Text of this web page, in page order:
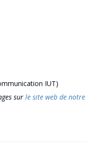
IUT)
sur le site web de notre